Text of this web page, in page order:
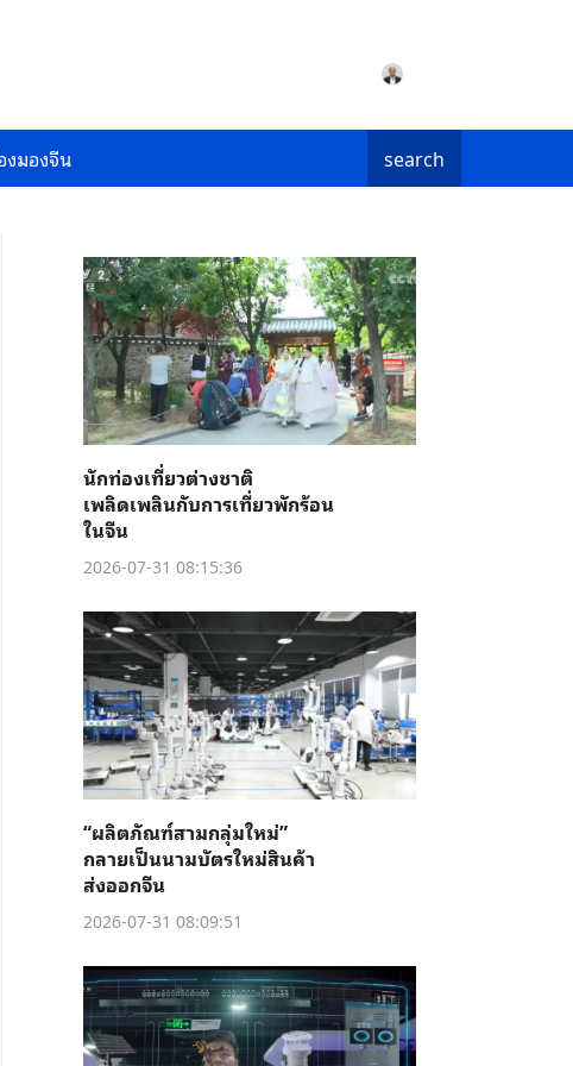
งมองจีน search
นักท่องเที่ยวต่างชาติ
เพลิดเพลินกับการเที่ยวพักร้อน
ในจีน
2026-07-31 08:15:36
“ผลิตภัณฑ์สามกลุ่มใหม่”
กลายเป็นนามบัตรใหม่สินค้า
ส่งออกจีน
2026-07-31 08:09:51